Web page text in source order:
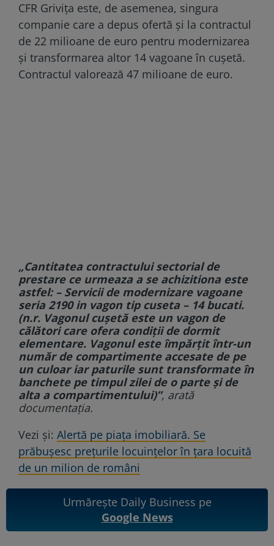
CFR Grivița este, de asemenea, singura
companie care a depus ofertă și la contractul
de 22 milioane de euro pentru modernizarea
și transformarea altor 14 vagoane în cușetă.
Contractul valorează 47 milioane de euro.
„Cantitatea contractului sectorial de
prestare ce urmeaza a se achizitiona este
astfel: – Servicii de modernizare vagoane
seria 2190 in vagon tip cuseta – 14 bucati.
(n.r. Vagonul cușetă este un vagon de
călători care ofera condiții de dormit
elementare. Vagonul este împărțit într-un
număr de compartimente accesate de pe
un culoar iar paturile sunt transformate în
banchete pe timpul zilei de o parte și de
alta a compartimentului)”, arată
documentația.
Vezi și: Alertă pe piața imobiliară. Se
prăbușesc prețurile locuințelor în țara locuită
de un milion de români
Urmărește Daily Business pe
Google News